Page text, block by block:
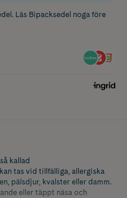
Läs Bipacksedel noga före
kallad
tas vid tillfälliga, allergiska
pälsdjur, kvalster eller damm.
eller täppt näsa och